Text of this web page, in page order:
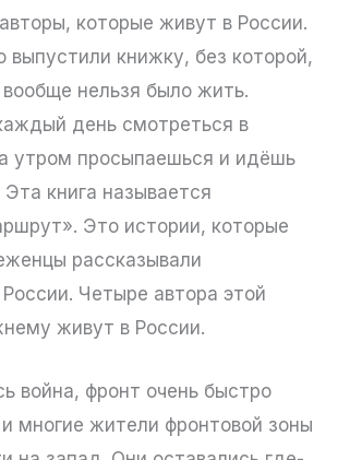
которые живут в России.
выпустили книжку, без которой,
нельзя было жить.
день смотреться в
утром просыпаешься и идёшь
книга называется
Это истории, которые
рассказывали
Четыре автора этой
живут в России.
война, фронт очень быстро
многие жители фронтовой зоны